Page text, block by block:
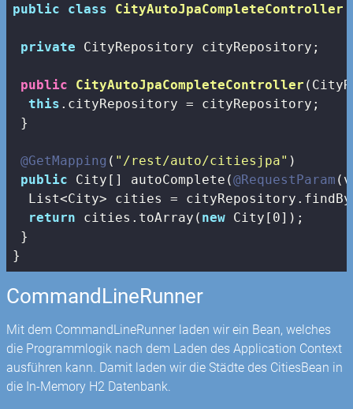
public
class CityAutoJpaCompleteController
private CityRepository cityRepository;
public CityAutoJpaCompleteController
this .cityRepository = cityRepository;
}
@GetMapping ( "/rest/auto/citiesjpa" )
public City[] autoComplete(@RequestParam
List<City> cities =
return cities.toArray( new City[ 0]);
}
}
CommandLineRunner
Mit dem CommandLineRunner laden wir ein Bean, welches
die Programmlogik nach dem Laden des Application Context
ausführen kann. Damit laden wir die Städte des CitiesBean in
die In-Memory H2 Datenbank.